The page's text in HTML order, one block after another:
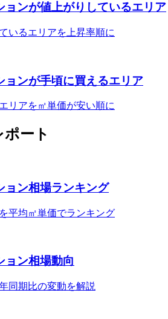
ョンが値上がりしているエリア
いるエリアを上昇率順に
ョンが手頃に買えるエリア
リアを㎡単価が安い順に
ート
ョン相場ランキング
平均㎡単価でランキング
ョン相場動向
同期比の変動を解説